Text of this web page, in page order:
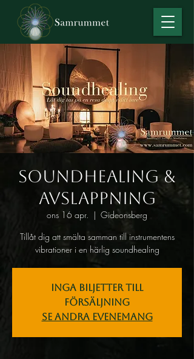
Soundhealing &
Avslappning
ons 16 apr.
  |
Gideonsberg
Tillåt dig att smälta samman till instrumentens
vibrationer i en härlig soundhealing
Inga biljetter till
försäljning
Se andra evenemang